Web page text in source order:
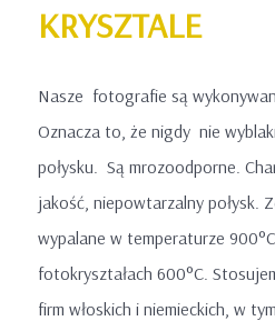
KRYSZTALE
Nasze fotografie są
Oznacza to, że nigdy nie
połysku. Są mrozoodporne.
jakość, niepowtarzalny połysk.
wypalane w temperaturze
fotokryształach 600°C.
firm włoskich i niemieckich, w